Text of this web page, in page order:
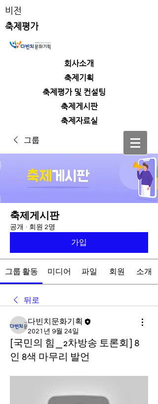
비전
축제평가
회사소개
​축제기획
​축제평가 및 컨설팅
​축제게시판
​축제자료실
그룹
축제게시판
공개 · 회원 2명
가입
그룹 활동 미디어 파일 회원 소개
뒤로
다빈치문화기획
2021년 9월 24일
[국민의 힘_2차방송 토론회] 8
인 8색 마무리 발언